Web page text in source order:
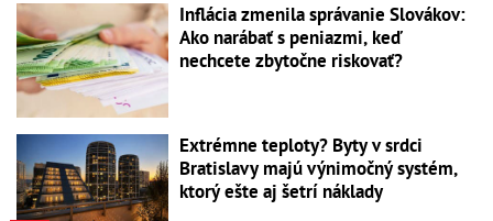
Inflácia zmenila správanie Slovákov:
Ako narábať s peniazmi, keď
nechcete zbytočne riskovať?
Extrémne teploty? Byty v srdci
Bratislavy majú výnimočný systém,
ktorý ešte aj šetrí náklady